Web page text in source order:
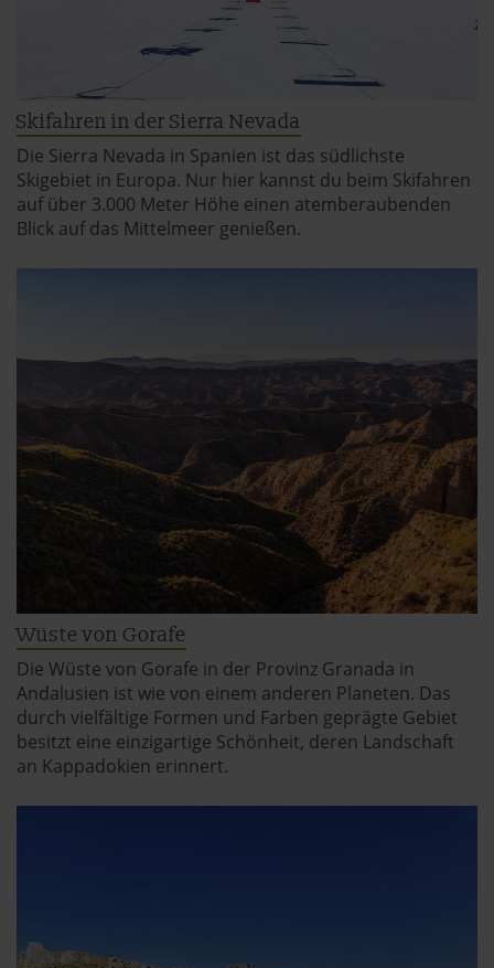
Skifahren in der Sierra Nevada
Die Sierra Nevada in Spanien ist das südlichste
Skigebiet in Europa. Nur hier kannst du beim Skifahren
auf über 3.000 Meter Höhe einen atemberaubenden
Blick auf das Mittelmeer genießen.
Wüste von Gorafe
Die Wüste von Gorafe in der Provinz Granada in
Andalusien ist wie von einem anderen Planeten. Das
durch vielfältige Formen und Farben geprägte Gebiet
besitzt eine einzigartige Schönheit, deren Landschaft
an Kappadokien erinnert.